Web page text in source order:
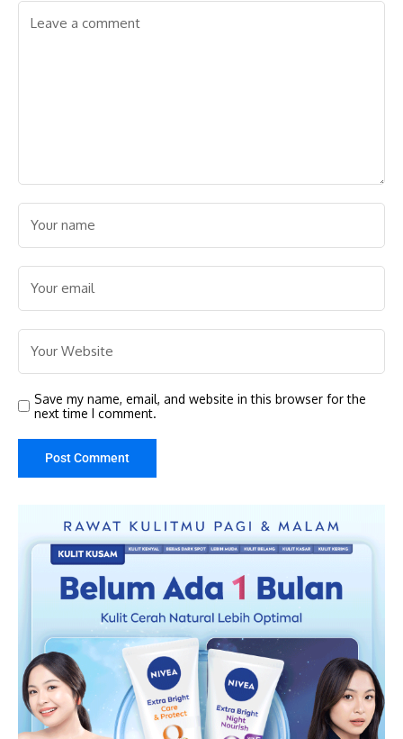
Save my name, email, and website in this browser for the
next time I comment.